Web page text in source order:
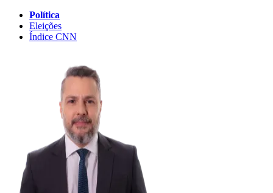
Política
Eleições
Índice CNN